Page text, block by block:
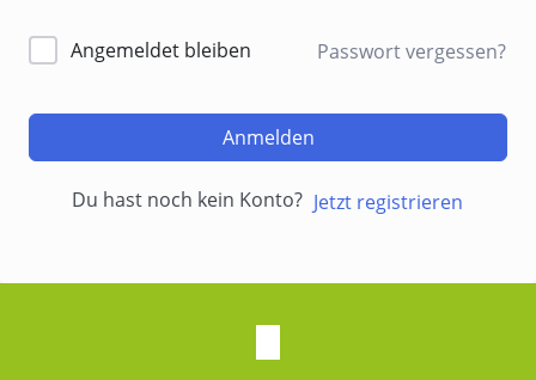
Alternative:Angemeldet bleiben Passwort vergessen?
Anmelden
Du hast noch kein Konto? Jetzt registrieren